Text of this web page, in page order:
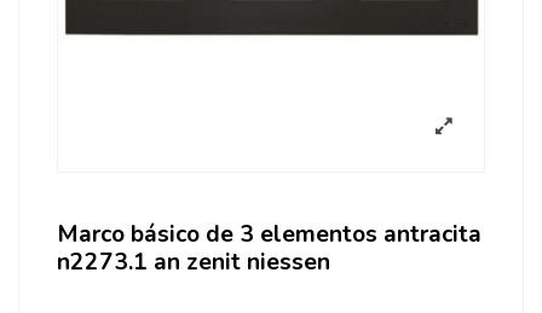
Marco básico de 3 elementos antracita
n2273.1 an zenit niessen